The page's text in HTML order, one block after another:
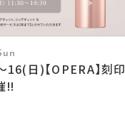
日)【OPERA】刻印
‼︎